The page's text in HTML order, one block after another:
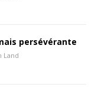
persévérante
Land